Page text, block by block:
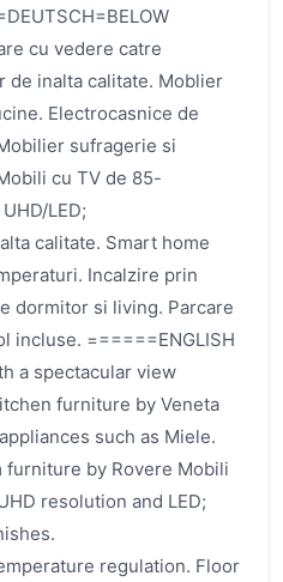
cu vedere catre
de inalta calitate. Moblier
Electrocasnice de
sufragerie si
cu TV de 85-
LED;
calitate. Smart home
Incalzire prin
dormitor si living. Parcare
incluse. ======ENGLISH
a spectacular view
furniture by Veneta
such as Miele.
furniture by Rovere Mobili
resolution and LED;
regulation. Floor